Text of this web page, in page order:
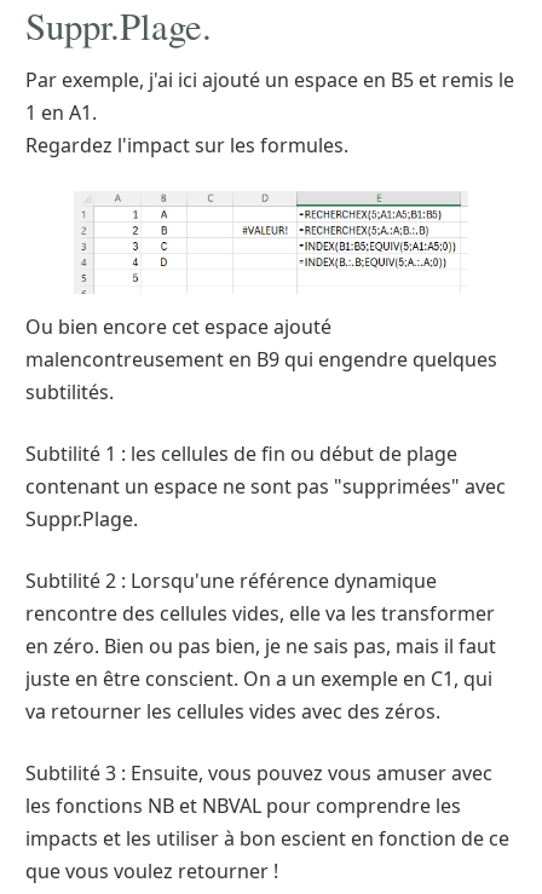
Suppr.Plage.
Par exemple, j'ai ici ajouté un espace en B5 et remis le
1 en A1.
Regardez l'impact sur les formules.
Ou bien encore cet espace ajouté
malencontreusement en B9 qui engendre quelques
subtilités.
Subtilité 1 : les cellules de fin ou début de plage
contenant un espace ne sont pas "supprimées" avec
Suppr.Plage.
Subtilité 2 : Lorsqu'une référence dynamique
rencontre des cellules vides, elle va les transformer
en zéro. Bien ou pas bien, je ne sais pas, mais il faut
juste en être conscient. On a un exemple en C1, qui
va retourner les cellules vides avec des zéros.
Subtilité 3 : Ensuite, vous pouvez vous amuser avec
les fonctions NB et NBVAL pour comprendre les
impacts et les utiliser à bon escient en fonction de ce
que vous voulez retourner !